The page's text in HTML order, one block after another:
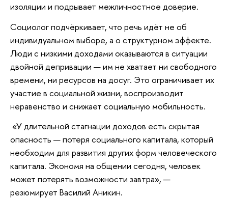
изоляции и подрывает межличностное доверие.
Социолог подчёркивает, что речь идёт не об
индивидуальном выборе, а о структурном эффекте.
Люди с низкими доходами оказываются в ситуации
двойной депривации — им не хватает ни свободного
времени, ни ресурсов на досуг. Это ограничивает их
участие в социальной жизни, воспроизводит
неравенство и снижает социальную мобильность.
«У длительной стагнации доходов есть скрытая
опасность — потеря социального капитала, который
необходим для развития других форм человеческого
капитала. Экономя на общении сегодня, человек
может потерять возможности завтра», —
резюмирует Василий Аникин.